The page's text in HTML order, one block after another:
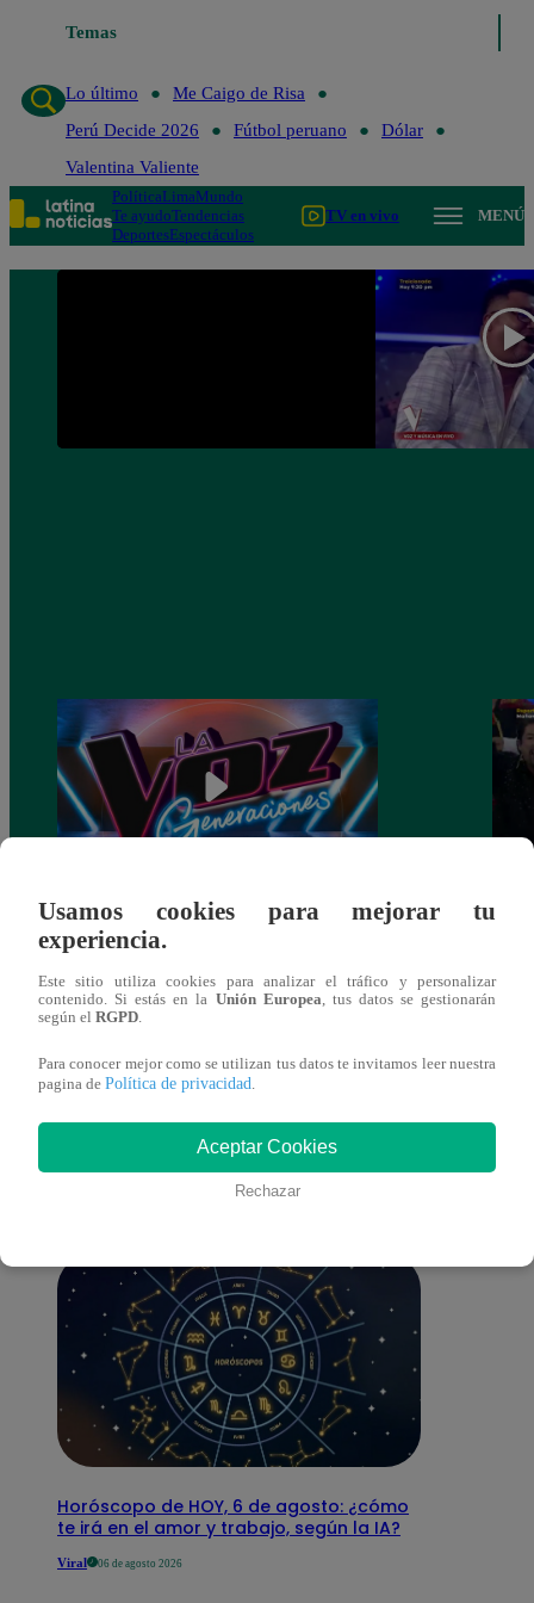
Temas
Lo último
Me Caigo de Risa
Perú Decide 2026
Fútbol peruano
Dólar
Valentina Valiente
PolíticaLimaMundo
Te ayudoTendencias
DeportesEspectáculos
TV en vivo MENÚ
La Voz Generaciones – Sábado 14 de
enero del 2023 – Programa completo
Los
También te puede
interesar
Horóscopo de HOY, 6 de agosto: ¿cómo
te irá en el amor y trabajo, según la IA?
Viral 06 de agosto 2026
Usamos cookies para mejorar tu
experiencia.
Este sitio utiliza cookies para analizar el tráfico y personalizar
contenido. Si estás en la Unión Europea , tus datos se gestionarán
según el RGPD
Para conocer mejor como se utilizan tus datos te invitamos leer nuestra
pagina de Política de privacidad
Aceptar Cookies
Rechazar